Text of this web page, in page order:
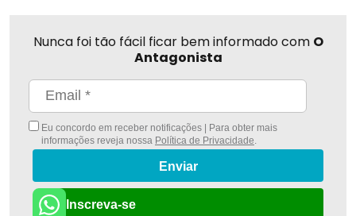
Nunca foi tão fácil ficar bem informado com O
Antagonista
Eu concordo em receber notificações | Para obter mais
informações reveja nossa Política de Privacidade
Enviar
Inscreva-se